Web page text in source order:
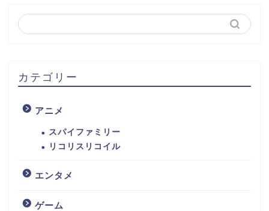
カテゴリー
アニメ
スパイファミリー
リコリスリコイル
エンタメ
ゲーム